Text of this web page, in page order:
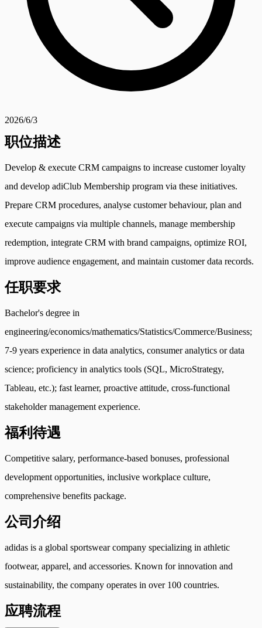
2026/6/3
职位描述
Develop & execute CRM campaigns to increase customer loyalty
and develop adiClub Membership program via these initiatives.
Prepare CRM procedures, analyse customer behaviour, plan and
execute campaigns via multiple channels, manage membership
redemption, integrate CRM with brand campaigns, optimize ROI,
improve audience engagement, and maintain customer data records.
任职要求
Bachelor's degree in
engineering/economics/mathematics/Statistics/Commerce/Business;
7-9 years experience in data analytics, consumer analytics or data
science; proficiency in analytics tools (SQL, MicroStrategy,
Tableau, etc.); fast learner, proactive attitude, cross-functional
stakeholder management experience.
福利待遇
Competitive salary, performance-based bonuses, professional
development opportunities, inclusive workplace culture,
comprehensive benefits package.
公司介绍
adidas is a global sportswear company specializing in athletic
footwear, apparel, and accessories. Known for innovation and
sustainability, the company operates in over 100 countries.
应聘流程